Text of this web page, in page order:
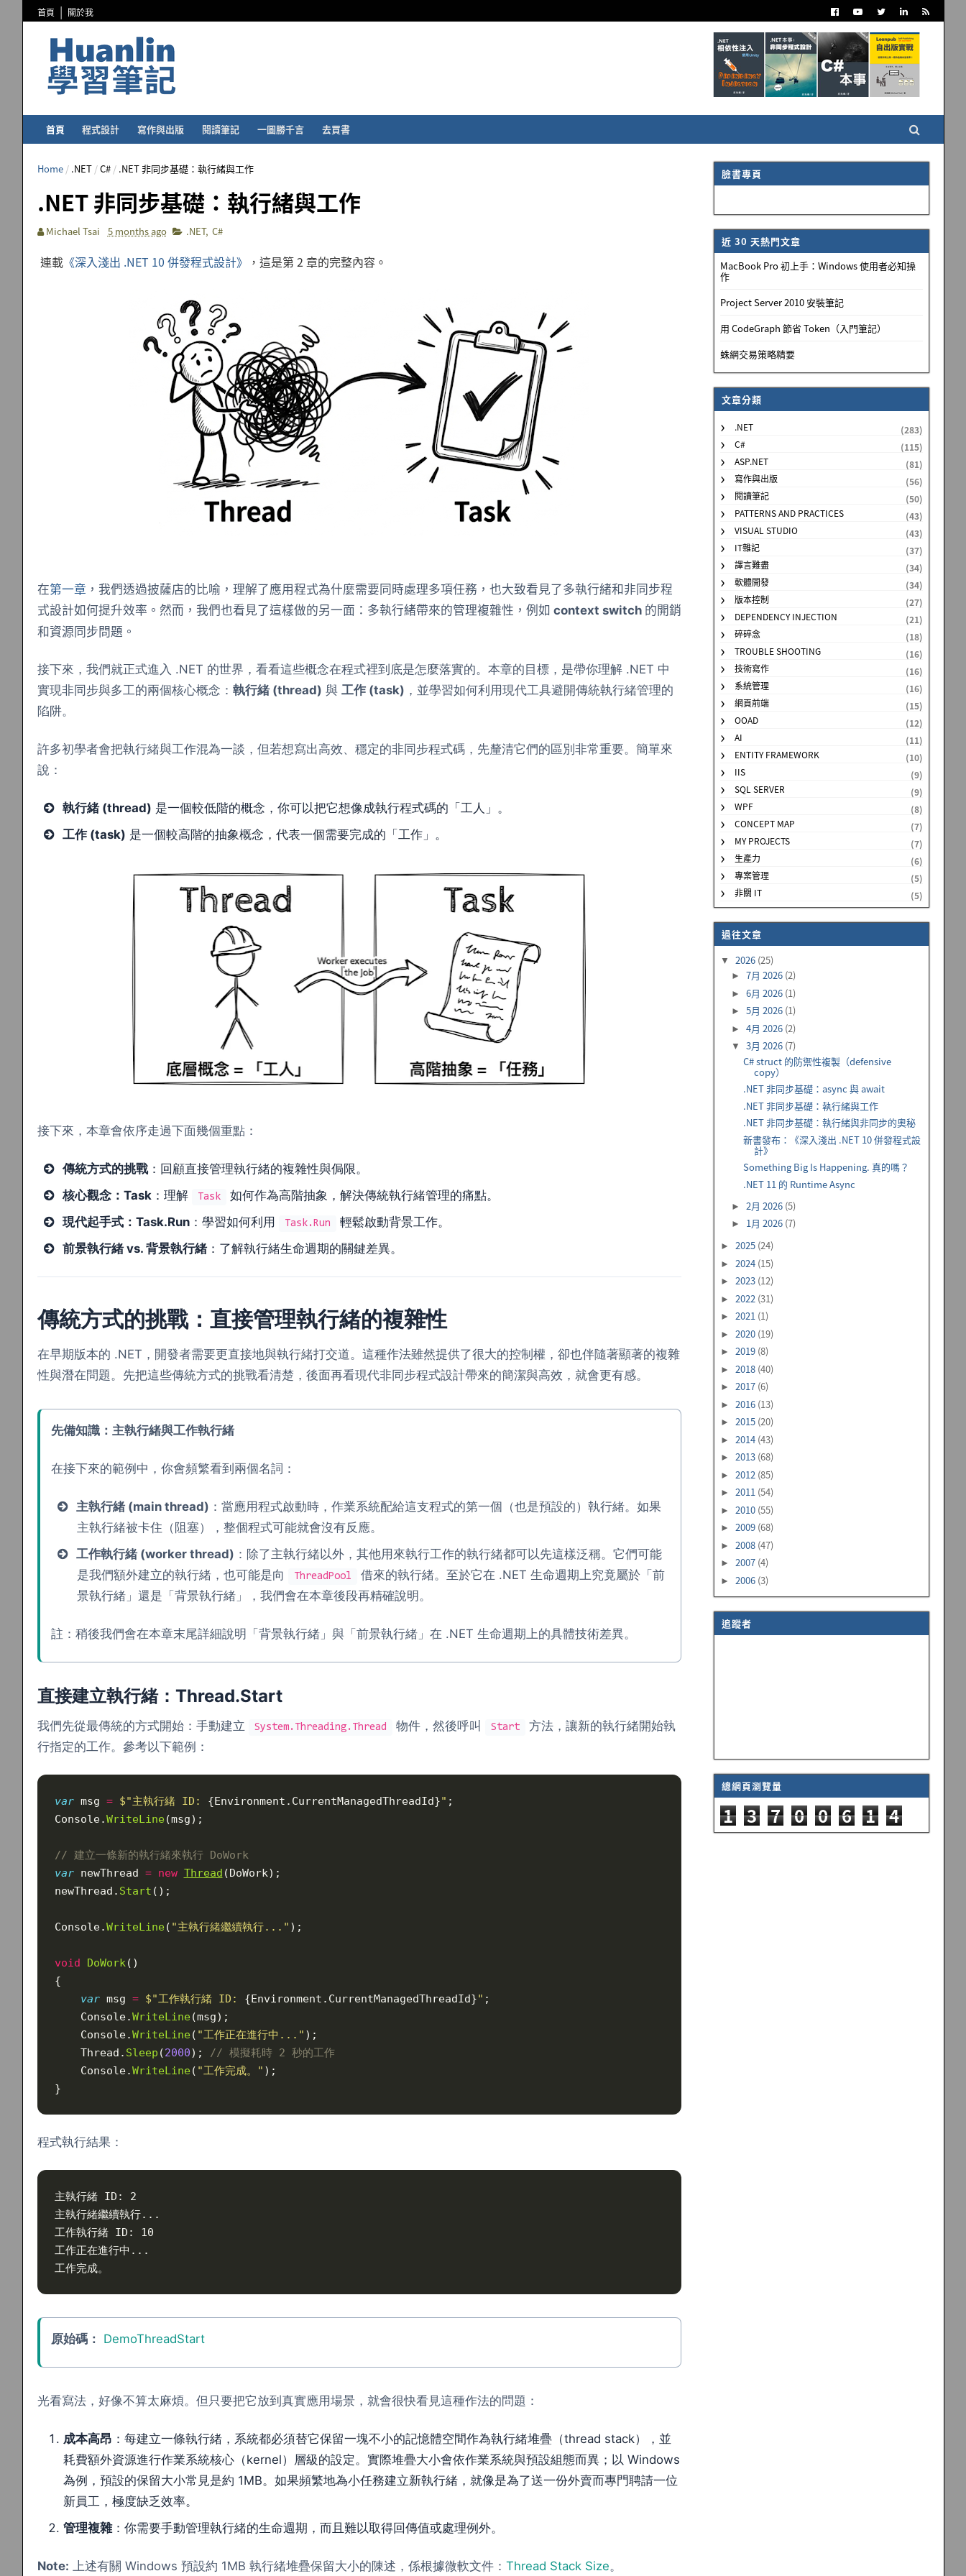
首頁 關於我
首頁 程式設計 寫作與出版 閱讀筆記 一圖勝千言 去買書
Home / .NET /C# / .NET 非同步基礎：執行緒與工作
.NET 非同步基礎：執行緒與工作
Michael Tsai 5 months ago .NET, C#
連載《深入淺出 .NET 10 併發程式設計》 ，這是第 2 章的完整內容。
在第一章 ，我們透過披薩店的比喻，理解了應用程式為什麼需要同時處理多項任務，也大致看見了多執行緒和非同步程
式設計如何提升效率。然而，我們也看見了這樣做的另一面：多執行緒帶來的管理複雜性，例如 context switch的開銷
和資源同步問題。
接下來，我們就正式進入 .NET 的世界，看看這些概念在程式裡到底是怎麼落實的。本章的目標，是帶你理解 .NET 中
實現非同步與多工的兩個核心概念： 執行緒 (thread) 與 工作 (task) ，並學習如何利用現代工具避開傳統執行緒管理的
陷阱。
許多初學者會把執行緒與工作混為一談，但若想寫出高效、穩定的非同步程式碼，先釐清它們的區別非常重要。簡單來
說：
執行緒 (thread) 是一個較低階的概念，你可以把它想像成執行程式碼的「工人」。
工作 (task) 是一個較高階的抽象概念，代表一個需要完成的「工作」。
接下來，本章會依序走過下面幾個重點：
傳統方式的挑戰：回顧直接管理執行緒的複雜性與侷限。
核心觀念：Task：理解 Task
如何作為高階抽象，解決傳統執行緒管理的痛點。
現代起手式：Task.Run：學習如何利用 Task.Run
輕鬆啟動背景工作。
前景執行緒 vs. 背景執行緒：了解執行緒生命週期的關鍵差異。
傳統方式的挑戰：直接管理執行緒的複雜性
在早期版本的 .NET，開發者需要更直接地與執行緒打交道。這種作法雖然提供了很大的控制權，卻也伴隨著顯著的複雜
性與潛在問題。先把這些傳統方式的挑戰看清楚，後面再看現代非同步程式設計帶來的簡潔與高效，就會更有感。
先備知識：主執行緒與工作執行緒
在接下來的範例中，你會頻繁看到兩個名詞：
主執行緒 (main thread) ：當應用程式啟動時，作業系統配給這支程式的第一個（也是預設的）執行緒。如果
主執行緒被卡住（阻塞），整個程式可能就會沒有反應。
工作執行緒 (worker thread) ：除了主執行緒以外，其他用來執行工作的執行緒都可以先這樣泛稱。它們可能
是我們額外建立的執行緒，也可能是向
ThreadPool
借來的執行緒。至於它在 .NET 生命週期上究竟屬於「前
景執行緒」還是「背景執行緒」，我們會在本章後段再精確說明。
註：稍後我們會在本章末尾詳細說明「背景執行緒」與「前景執行緒」在 .NET 生命週期上的具體技術差異。
直接建立執行緒：Thread.Start
我們先從最傳統的方式開始：手動建立 System.Threading.Thread 物件，然後呼叫 Start
方法，讓新的執行緒開始執
行指定的工作。參考以下範例：
var msg = $"主執行緒 ID: {Environment.CurrentManagedThreadId}" ;
Console.WriteLine(msg);
// 建立一條新的執行緒來執行 DoWork
var newThread = new Thread (DoWork);
newThread. Start ();
Console.WriteLine( "主執行緒繼續執行..." );
void DoWork ()
{
    var
msg = $"工作執行緒 ID: {Environment.CurrentManagedThreadId}" ;
    Console.
WriteLine(msg);
    Console.
WriteLine( "工作正在進行中..." );
    Thread.
Sleep (2000);
// 模擬耗時 2 秒的工作
    Console.
WriteLine( "工作完成。" );
}
程式執行結果：
主執行緒 ID: 2
主執行緒繼續執行...
工作執行緒 ID: 10
工作正在進行中...
工作完成。
原始碼： DemoThreadStart
光看寫法，好像不算太麻煩。但只要把它放到真實應用場景，就會很快看見這種作法的問題：
成本高昂 ：每建立一條執行緒，系統都必須替它保留一塊不小的記憶體空間作為執行緒堆疊（thread stack），並
耗費額外資源進行作業系統核心（kernel）層級的設定。實際堆疊大小會依作業系統與預設組態而異；以 Windows
為例，預設的保留大小常見是約 1MB。如果頻繁地為小任務建立新執行緒，就像是為了送一份外賣而專門聘請一位
新員工，極度缺乏效率。
管理複雜：你需要手動管理執行緒的生命週期，而且難以取得回傳值或處理例外。
Note: 上述有關 Windows 預設約 1MB 執行緒堆疊保留大小的陳述，係根據微軟文件： Thread Stack Size。
臉書專頁
近 30 天熱門文章
MacBook Pro 初上手：Windows 使用者必知操
作
Project Server 2010 安裝筆記
用 CodeGraph 節省 Token（入門筆記）
蛛網交易策略精要
文章分類
.NET
(283)
C#
(115)
ASP.NET
(81)
寫作與出版
(56)
閱讀筆記
(50)
PATTERNS AND PRACTICES
(43)
VISUAL STUDIO
(43)
IT雜記
(37)
譯言難盡
(34)
軟體開發
(34)
版本控制
(27)
DEPENDENCY INJECTION
(21)
碎碎念
(18)
TROUBLE SHOOTING
(16)
技術寫作
(16)
系統管理
(16)
網頁前端
(15)
OOAD
(12)
AI
(11)
ENTITY FRAMEWORK
(10)
IIS
(9)
SQL SERVER
(9)
WPF
(8)
CONCEPT MAP
(7)
MY PROJECTS
(7)
生產力
(6)
專案管理
(5)
非關 IT
(5)
過往文章
▼ 2026 (25)
►7月 2026 (2)
►6月 2026 (1)
►5月 2026 (1)
►4月 2026 (2)
▼3月 2026 (7)
C# struct 的防禦性複製（defensive
copy）
.NET 非同步基礎：async 與 await
.NET 非同步基礎：執行緒與工作
.NET 非同步基礎：執行緒與非同步的奧秘
新書發布：《深入淺出 .NET 10 併發程式設
計》
Something Big Is Happening. 真的嗎？
.NET 11 的 Runtime Async
►2月 2026 (5)
► 1月 2026 (7)
► 2025 (24)
► 2024 (15)
► 2023 (12)
► 2022 (31)
► 2021 (1)
► 2020 (19)
► 2019 (8)
► 2018 (40)
► 2017 (6)
► 2016 (13)
► 2015 (20)
► 2014 (43)
► 2013 (68)
► 2012 (85)
► 2011 (54)
► 2010 (55)
► 2009 (68)
► 2008 (47)
► 2007 (4)
► 2006 (3)
追蹤者
總網頁瀏覽量
1 3 7 0 0 6 1 4